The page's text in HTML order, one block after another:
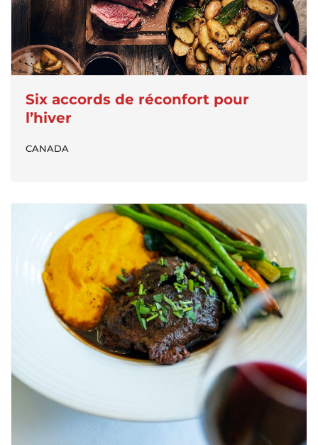
Six accords de réconfort pour
l’hiver
CANADA